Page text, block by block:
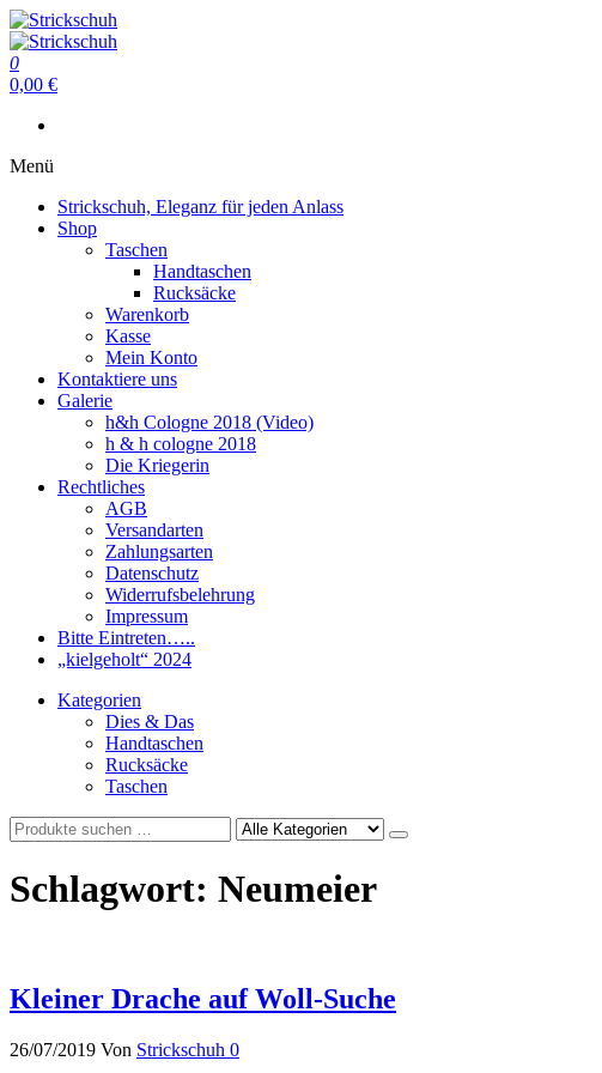
Zum
Inhalt
springen
Strickschuh
Strickschuh
0
0,00 €
Menü
Strickschuh, Eleganz für jeden Anlass
Shop
Taschen
Handtaschen
Rucksäcke
Warenkorb
Kasse
Mein Konto
Kontaktiere uns
Galerie
h&h Cologne 2018 (Video)
h & h cologne 2018
Die Kriegerin
Rechtliches
AGB
Versandarten
Zahlungsarten
Datenschutz
Widerrufsbelehrung
Impressum
Bitte Eintreten…..
„kielgeholt“ 2024
Kategorien
Dies & Das
Handtaschen
Rucksäcke
Taschen
Schlagwort: Neumeier
Kleiner Drache auf Woll-Suche
26/07/2019 Von Strickschuh 0